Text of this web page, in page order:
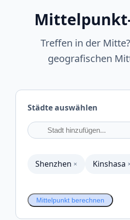
Treffen in der
geografischen
Städte auswählen
Shenzhen × Kinshasa
Mittelpunkt berechnen